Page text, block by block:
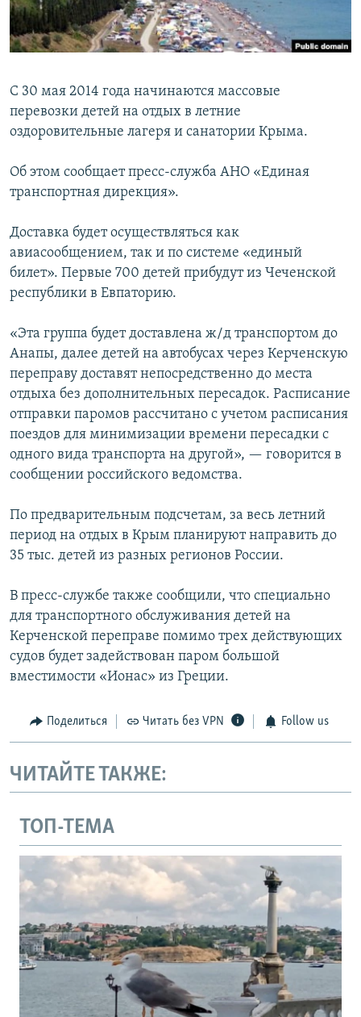
ПОБЕДИТЕЛЕЙ НЕ СУДЯТ?
КРЫМ.НЕПОКОРЕННЫЙ
ПРИСОЕДИНЯЙТЕСЬ!
Все сайты RFE/RL
С 30 мая 2014 года начинаются массовые
перевозки детей на отдых в летние
оздоровительные лагеря и санатории Крыма.
Об этом сообщает пресс-служба АНО «Единая
транспортная дирекция».
Доставка будет осуществляться как
авиасообщением, так и по системе «единый
билет». Первые 700 детей прибудут из Чеченской
республики в Евпаторию.
«Эта группа будет доставлена ж/д транспортом до
Анапы, далее детей на автобусах через Керченскую
переправу доставят непосредственно до места
отдыха без дополнительных пересадок. Расписание
отправки паромов рассчитано с учетом расписания
поездов для минимизации времени пересадки с
одного вида транспорта на другой», — говорится в
сообщении российского ведомства.
По предварительным подсчетам, за весь летний
период на отдых в Крым планируют направить до
35 тыс. детей из разных регионов России.
В пресс-службе также сообщили, что специально
для транспортного обслуживания детей на
Керченской переправе помимо трех действующих
судов будет задействован паром большой
вместимости «Ионас» из Греции.
Поделиться Читать без VPN Follow us
ЧИТАЙТЕ ТАКЖЕ:
ТОП-ТЕМА